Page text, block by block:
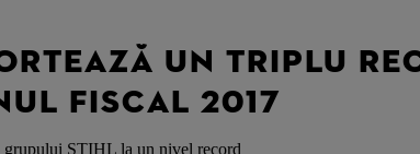
UN TRIPLU
FISCAL 2017
grupului STIHL la un nivel record